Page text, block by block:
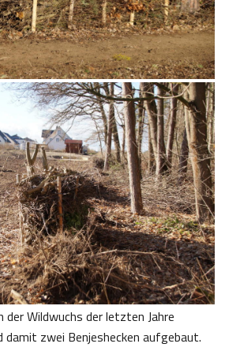
der Wildwuchs der letzten Jahre
damit zwei Benjeshecken aufgebaut.